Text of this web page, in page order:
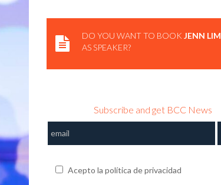
DO YOU WANT TO BOOK JENN LIM
AS SPEAKER?
Subscribe and get BCC News
Acepto la política de privacidad